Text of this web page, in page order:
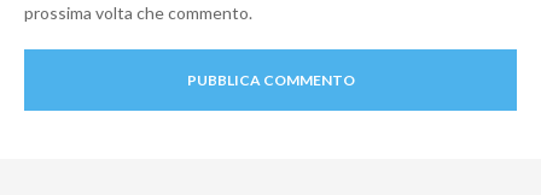
prossima volta che commento.